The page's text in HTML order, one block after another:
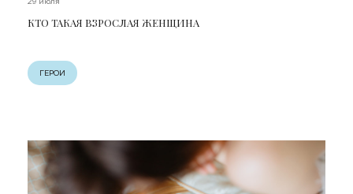
КТО ТАКАЯ ВЗРОСЛАЯ ЖЕНЩИНА
ГЕРОИ